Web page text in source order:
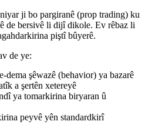
ji bo pargiranê (prop trading) ku
de bersivê li dijî dikole. Ev rêbaz li
piştî bûyerê.
de ye:
dema şêwazê (behavior) ya bazarê
a şertên xetereyê
ya tomarkirina biryaran û
peyvê yên standardkirî